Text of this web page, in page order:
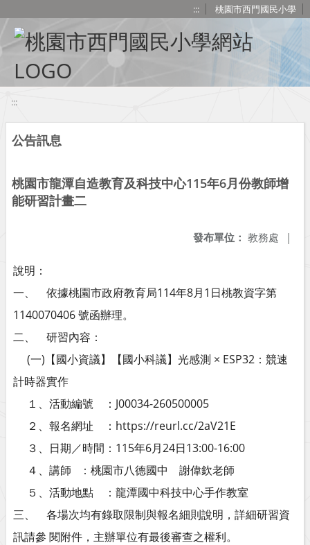
::: 桃園市西門國民小學
:::
公告訊息
桃園市龍潭自造教育及科技中心115年6月份教師增
能研習計畫二
發布單位： 教務處 |
說明：
一、 依據桃園市政府教育局114年8月1日桃教資字第
1140070406 號函辦理。
二、 研習內容：
(一)【國小資議】【國小科議】光感測 × ESP32：競速
計時器實作
１、活動編號 ：J00034-260500005
２、報名網址 ：https://reurl.cc/2aV21E
３、日期／時間：115年6月24日13:00-16:00
４、講師 ：桃園市八德國中 謝偉欽老師
５、活動地點 ：龍潭國中科技中心手作教室
三、 各場次均有錄取限制與報名細則說明，詳細研習資
訊請參 閱附件，主辦單位有最後審查之權利。